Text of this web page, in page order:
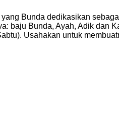
Bunda dedikasikan
baju Bunda, Ayah, Adik dan
Usahakan untuk